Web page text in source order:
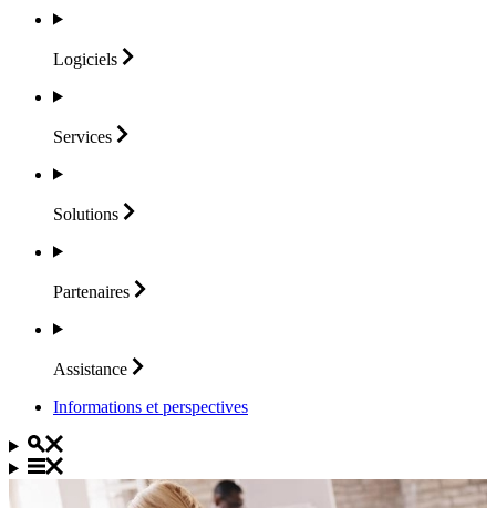
Logiciels
Services
Solutions
Partenaires
Assistance
Informations et perspectives